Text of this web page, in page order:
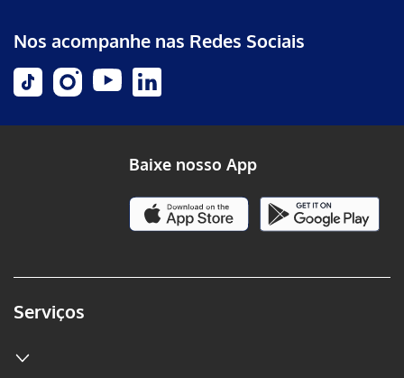
Nos acompanhe nas Redes Sociais
Serviços
Baixe nosso App